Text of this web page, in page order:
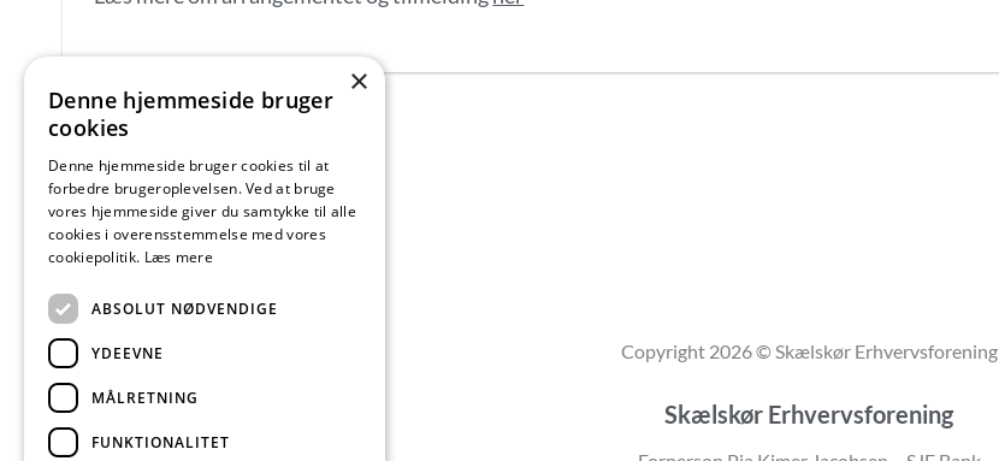
Copyright 2026 © Skælskør Erhvervsforening
Skælskør Erhvervsforening
×
Denne hjemmeside bruger
cookies
Denne hjemmeside bruger cookies til at
forbedre brugeroplevelsen. Ved at bruge
vores hjemmeside giver du samtykke til alle
cookies i overensstemmelse med vores
cookiepolitik. Læs mere
ABSOLUT NØDVENDIGE
YDEEVNE
MÅLRETNING
FUNKTIONALITET